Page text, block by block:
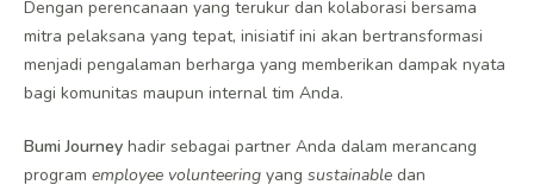
Dengan perencanaan yang terukur dan kolaborasi bersama
mitra pelaksana yang tepat, inisiatif ini akan bertransformasi
menjadi pengalaman berharga yang memberikan dampak nyata
bagi komunitas maupun internal tim Anda.
Bumi Journey hadir sebagai partner Anda dalam merancang
program employee volunteering yang sustainable dan